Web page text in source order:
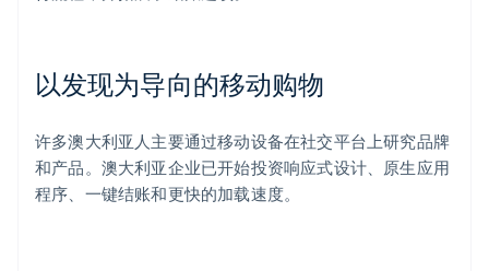
以发现为导向的移动购物
许多澳大利亚人主要通过移动设备在社交平台上研究品牌
和产品。澳大利亚企业已开始投资响应式设计、原生应用
程序、一键结账和更快的加载速度。